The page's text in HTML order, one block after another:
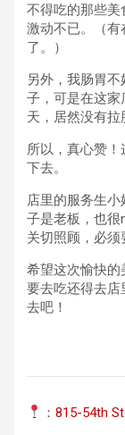
不得吃的那些
激动不已。（
了。）
另外，我肠胃
子，可是在这家
天，居然没有拉
所以，真心赞
下去。
店里的服务生
子是老板，也
关切照顾，必须
希望这次愉快的
要去吃还得去店
去吧！
：815-54th St